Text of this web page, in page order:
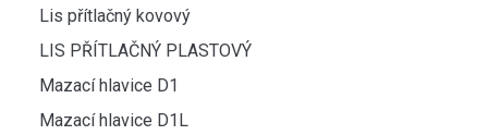
Lis přítlačný kovový
LIS PŘÍTLAČNÝ PLASTOVÝ
Mazací hlavice D1
Mazací hlavice D1L